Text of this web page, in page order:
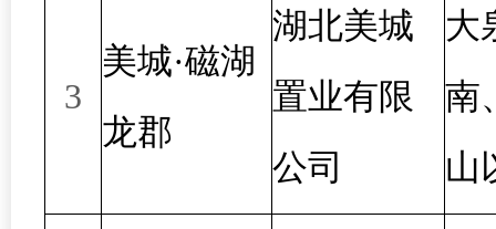
3
美城·磁湖
龙郡
湖北美城
置业有限
公司
大
南
山